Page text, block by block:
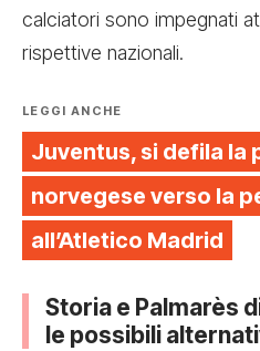
calciatori sono impegnati
rispettive nazionali.
LEGGI ANCHE
Juventus, si defila la
norvegese verso la
all’Atletico Madrid
Storia e Palmarès
le possibili